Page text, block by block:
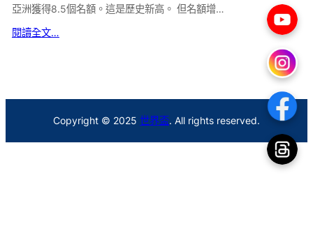
亞洲獲得8.5個名額。這是歷史新高。 但名額增…
閱讀全文…
Copyright © 2025 世界盃. All rights reserved.